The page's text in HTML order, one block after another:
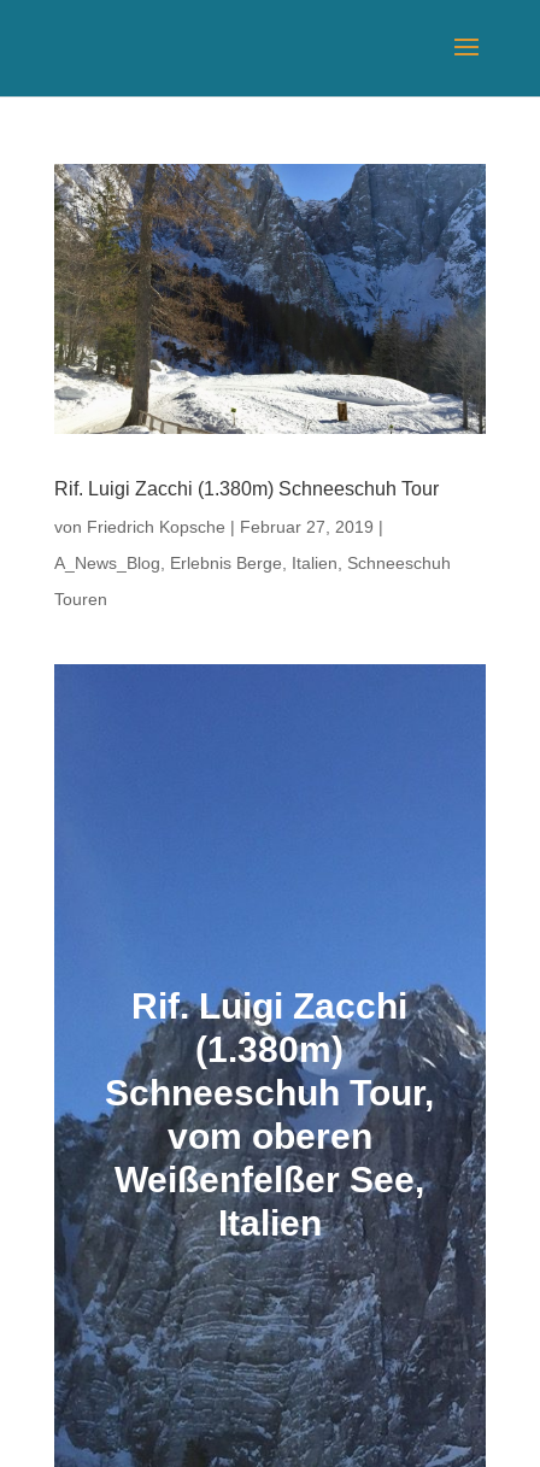
Rif. Luigi Zacchi (1.380m) Schneeschuh Tour
von Friedrich Kopsche | Februar 27, 2019 |
A_News_Blog
Erlebnis Berge Italien
Schneeschuh
Touren
Rif. Luigi Zacchi
(1.380m)
Schneeschuh Tour,
vom oberen
Weißenfelßer See,
Italien